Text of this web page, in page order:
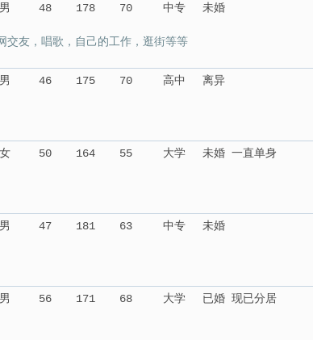
男 48 178 70 中专
未婚
友，唱歌，自己的工作，逛街等等
男 46 175 70 高中
离异
女 50 164 55 大学
未婚 一直单身
男 47 181 63 中专
未婚
男 56 171 68 大学
已婚 现已分居